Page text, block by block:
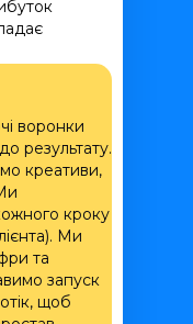
воронки
результату.
креативи,
кроку
Ми
та
запуск
щоб